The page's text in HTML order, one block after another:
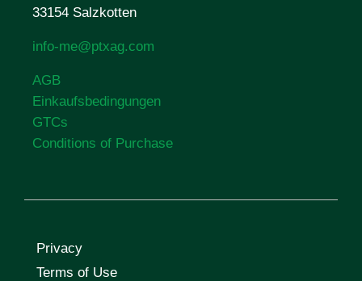
33154 Salzkotten
info-me@ptxag.com
AGB
Einkaufsbedingungen
GTCs
Conditions of Purchase
Privacy
Terms of Use